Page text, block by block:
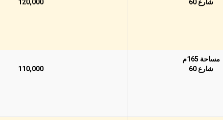
شارع 60
120,000
مساحة 165م
شارع 60
110,000